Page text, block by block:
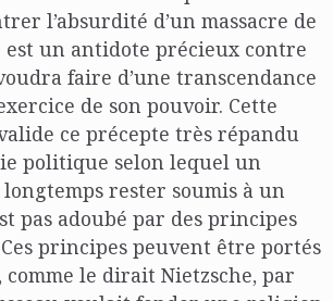
l’absurdité d’un massacre de
est un antidote précieux contre
faire d’une transcendance
de son pouvoir. Cette
ce précepte très répandu
politique selon lequel un
rester soumis à un
pas adoubé par des principes
principes peuvent être portés
le dirait Nietzsche, par